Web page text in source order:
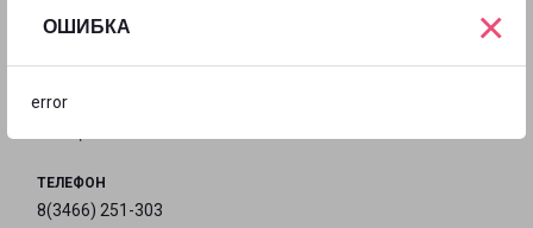
ОШИБКА
error
×
ТЕЛЕФОН
8(3466) 251-303